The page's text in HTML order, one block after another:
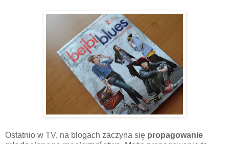
Ostatnio w TV, na blogach zaczyna się propagowanie